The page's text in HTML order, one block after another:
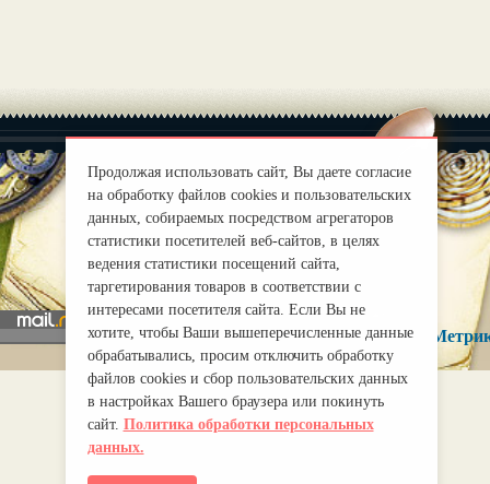
О нас
Правила
mirprognoz@mail.ru
Продолжая использовать сайт, Вы даете согласие
на обработку файлов cookies и пользовательских
данных, собираемых посредством агрегаторов
статистики посетителей веб-сайтов, в целях
ведения статистики посещений сайта,
таргетирования товаров в соответствии с
интересами посетителя сайта. Если Вы не
хотите, чтобы Ваши вышеперечисленные данные
обрабатывались, просим отключить обработку
файлов cookies и сбор пользовательских данных
в настройках Вашего браузера или покинуть
сайт. Политика обработки персональных
данных.